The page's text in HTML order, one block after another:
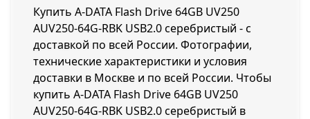
Купить A-DATA Flash Drive 64GB UV250
AUV250-64G-RBK USB2.0 серебристый - с
доставкой по всей России. Фотографии,
технические характеристики и условия
доставки в Москве и по всей России. Чтобы
купить A-DATA Flash Drive 64GB UV250
AUV250-64G-RBK USB2.0 серебристый в